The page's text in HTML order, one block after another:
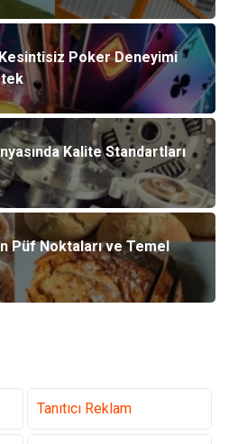
Kesintisiz Poker Deneyimi
Kalite Standartları
Püf Noktaları ve Temel
Tanıtıcı Reklam